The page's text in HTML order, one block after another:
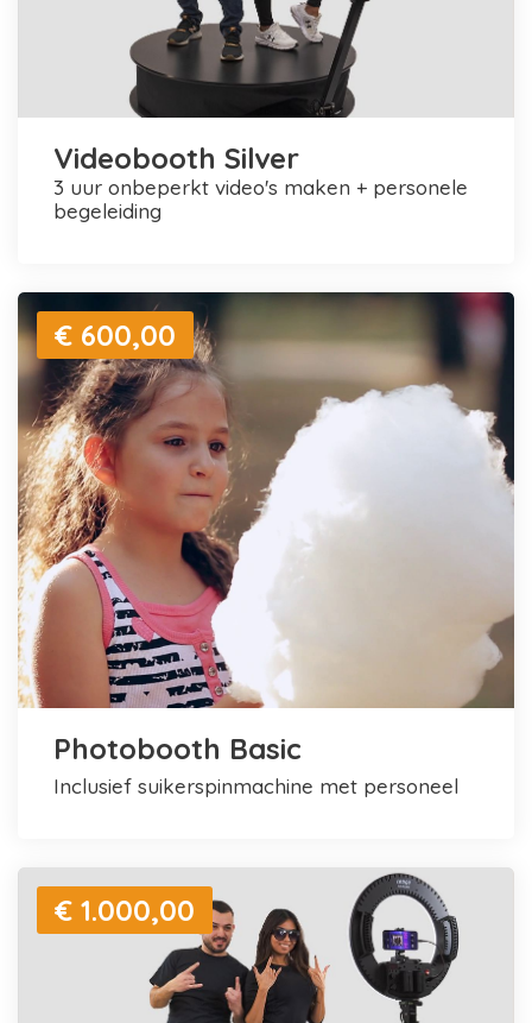
Videobooth Silver
3 uur onbeperkt video's maken + personele
begeleiding
€ 600,00
Photobooth Basic
inclusief suikerspinmachine met personeel
€ 1.000,00